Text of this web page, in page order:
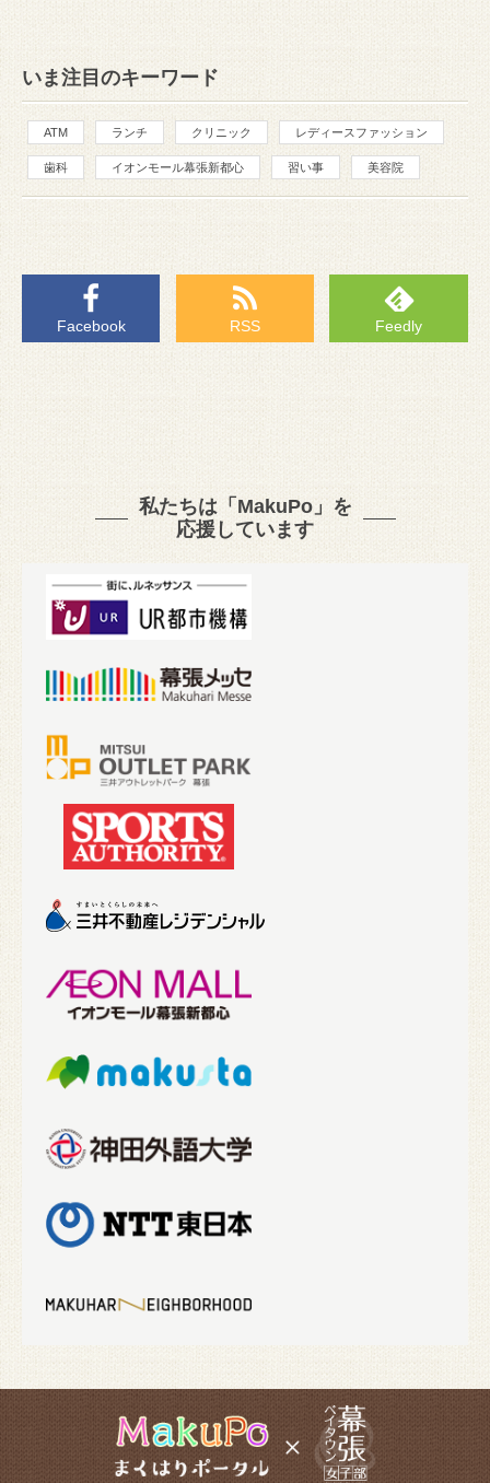
いま注目のキーワード
ATM ランチ クリニック レディースファッション
歯科 イオンモール幕張新都心 習い事 美容院
Facebook RSS Feedly
私たちは「MakuPo」を
応援しています